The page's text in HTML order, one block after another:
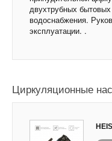
двухтрубных
водоснабжения.
эксплуатации. .
Циркуляционные